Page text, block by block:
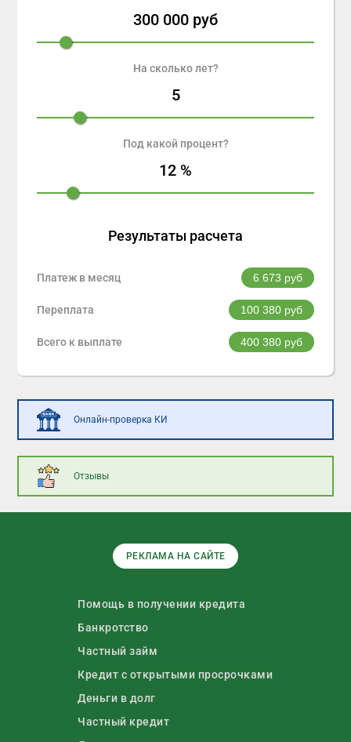
300 000 руб
На сколько лет?
5
Под какой процент?
12 %
Результаты расчета
Платеж в месяц 6 673 руб
Переплата 100 380руб
Всего к выплате 400 380руб
Онлайн-проверка КИ
Отзывы
РЕКЛАМА НА САЙТЕ
Помощь в получении кредита
Банкротство
Частный займ
Кредит с открытыми просрочками
Деньги в долг
Частный кредит